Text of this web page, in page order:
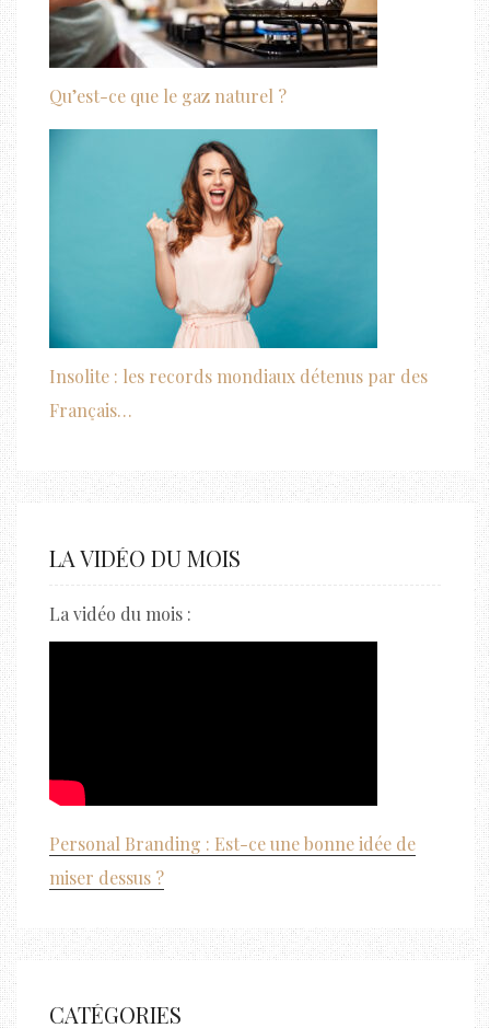
Qu’est-ce que le gaz naturel ?
Insolite : les records mondiaux détenus par des
Français…
LA VIDÉO DU MOIS
La vidéo du mois :
Personal Branding : Est-ce une bonne idée de
miser dessus ?
CATÉGORIES